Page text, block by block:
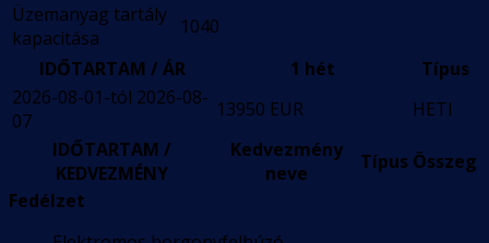
Üzemanyag tartály
kapacitása
1040
IDŐTARTAM / ÁR
1 hét
Típus
2026-08-01-tól 2026-08-
07
13950 EUR
HETI
IDŐTARTAM /
KEDVEZMÉNY
Kedvezmény
neve
Típus Összeg
Fedélzet